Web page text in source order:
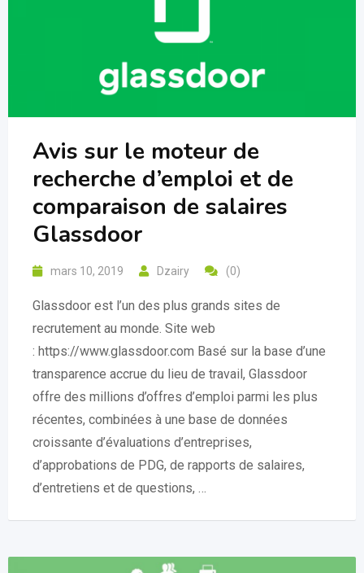
Avis sur le moteur de
recherche d’emploi et de
comparaison de salaires
Glassdoor
mars 10, 2019 Dzairy (0)
Glassdoor est l’un des plus grands sites de
recrutement au monde. Site web
: https://www.glassdoor.com Basé sur la base d’une
transparence accrue du lieu de travail, Glassdoor
offre des millions d’offres d’emploi parmi les plus
récentes, combinées à une base de données
croissante d’évaluations d’entreprises,
d’approbations de PDG, de rapports de salaires,
d’entretiens et de questions, …